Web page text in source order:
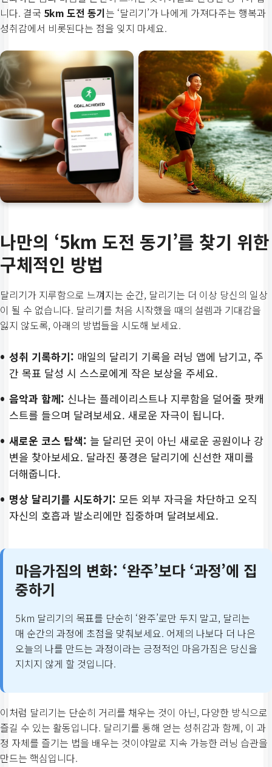
니다. 결국 5km 도전 동기는 ‘달리기’가 나에게 가져다주는 행복과
성취감에서 비롯된다는 점을 잊지 마세요.
나만의 ‘5km 도전 동기’를 찾기 위한
구체적인 방법
달리기가 지루함으로 느껴지는 순간, 달리기는 더 이상 당신의 일상
이 될 수 없습니다. 달리기를 처음 시작했을 때의 설렘과 기대감을
잃지 않도록, 아래의 방법들을 시도해 보세요.
성취 기록하기: 매일의 달리기 기록을 러닝 앱에 남기고, 주
간 목표 달성 시 스스로에게 작은 보상을 주세요.
음악과 함께: 신나는 플레이리스트나 지루함을 덜어줄 팟캐
스트를 들으며 달려보세요. 새로운 자극이 됩니다.
새로운 코스 탐색: 늘 달리던 곳이 아닌 새로운 공원이나 강
변을 찾아보세요. 달라진 풍경은 달리기에 신선한 재미를
더해줍니다.
명상 달리기를 시도하기: 모든 외부 자극을 차단하고 오직
자신의 호흡과 발소리에만 집중하며 달려보세요.
마음가짐의 변화: ‘완주’보다 ‘과정’에 집
중하기
5km 달리기의 목표를 단순히 ‘완주’로만 두지 말고, 달리는
매 순간의 과정에 초점을 맞춰보세요. 어제의 나보다 더 나은
오늘의 나를 만드는 과정이라는 긍정적인 마음가짐은 당신을
지치지 않게 할 것입니다.
이처럼 달리기는 단순히 거리를 채우는 것이 아닌, 다양한 방식으로
즐길 수 있는 활동입니다. 달리기를 통해 얻는 성취감과 함께, 이 과
정 자체를 즐기는 법을 배우는 것이야말로 지속 가능한 러닝 습관을
만드는 핵심입니다.